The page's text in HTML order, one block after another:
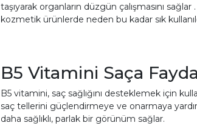
taşıyarak organların düzgün çalışmasını
kozmetik ürünlerde neden bu kadar sık
B5 Vitamini Saça
B5 vitamini, saç sağlığını desteklemek için
saç tellerini güçlendirmeye ve onarmaya
daha sağlıklı, parlak bir görünüm sağlar.